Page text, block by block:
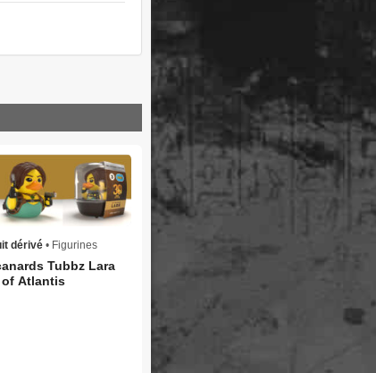
dérivé• Figurines
Tubbz Lara
Atlantis